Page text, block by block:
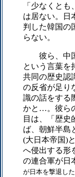
「少なくと
は居ない。日
判した韓国の
らない。
彼ら、中国
という言葉を
共同の歴史認
の反省が足り
識の話をする
かと…。彼ら
目は、「歴史
ば、朝鮮半島
(大日本帝国)
へ侵出する形
の連合軍が日
が日本を撃退した